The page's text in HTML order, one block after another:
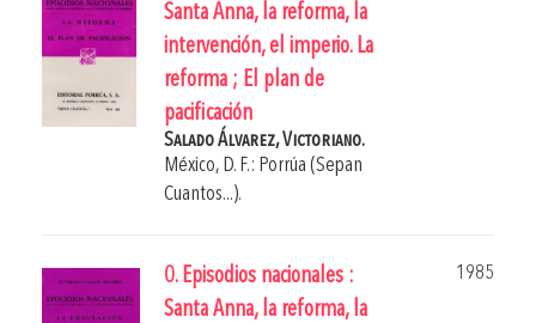
Santa Anna, la reforma, la
intervención, el imperio. La
reforma ; El plan de
pacificación
Salado Álvarez, Victoriano.
México, D. F.: Porrúa (Sepan
Cuantos...).
0. Episodios nacionales :
Santa Anna, la reforma, la
1985